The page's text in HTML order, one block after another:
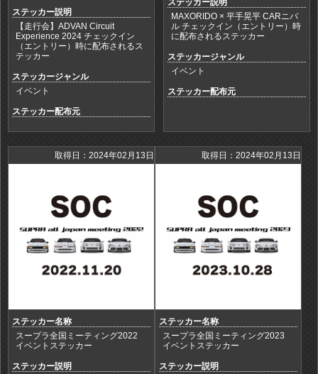
ステッカー説明
【走行会】ADVAN Circuit
Experience 2024 チェックイン
（エントリー）時に配布されるス
テッカー
ステッカージャンル
イベント
ステッカー配布元
MAXORIDO × 平手晃平 CARニバ
ル チェックイン（エントリー）時
に配布されるステッカー
ステッカージャンル
イベント
ステッカー配布元
取得日：2024年02月13日
ステッカー名称
スープラ全国ミーティング2022
イベントステッカー
ステッカー説明
取得日：2024年02月13日
ステッカー名称
スープラ全国ミーティング2023
イベントステッカー
ステッカー説明